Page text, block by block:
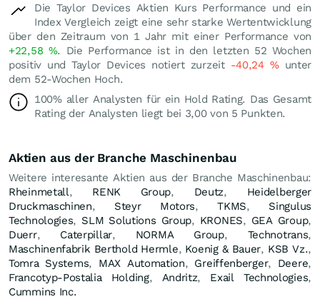
Die Taylor Devices Aktien Kurs Performance und ein
Index Vergleich zeigt eine sehr starke Wertentwicklung
über den Zeitraum von 1 Jahr mit einer Performance von
+22,58 %. Die Performance ist in den letzten 52 Wochen
positiv und Taylor Devices notiert zurzeit -40,24 %unter
dem 52-Wochen Hoch.
100% aller Analysten für ein Hold Rating. Das Gesamt
Rating der Analysten liegt bei 3,00 von 5 Punkten.
Aktien aus der Branche Maschinenbau
Weitere interesante Aktien aus der Branche Maschinenbau:
Rheinmetall, RENK Group, Deutz, Heidelberger
Druckmaschinen, Steyr Motors,TKMS, Singulus
Technologies, SLM Solutions Group, KRONES, GEA Group,
Duerr, Caterpillar, NORMA Group, Technotrans,
Maschinenfabrik Berthold Hermle, Koenig & Bauer, KSB Vz.,
Tomra Systems, MAX Automation, Greiffenberger, Deere,
Francotyp-Postalia Holding, Andritz, Exail Technologies,
Cummins Inc.